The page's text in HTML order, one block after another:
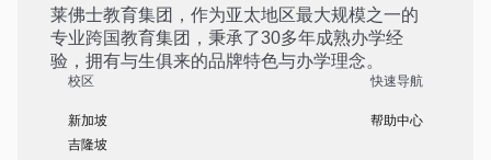
莱佛士教育集团，作为亚太地区最大规模之一的
专业跨国教育集团，秉承了30多年成熟办学经
验，拥有与生俱来的品牌特色与办学理念。
校区
新加坡
吉隆坡
快速导航
帮助中心